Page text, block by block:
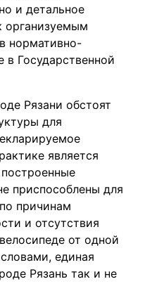
и детальное
организуемым
нормативно-
в Государственной
Рязани обстоят
для
является
приспособлены для
причинам
и отсутствия
от одной
единая
Рязань так и не